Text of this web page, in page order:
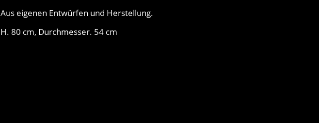
Aus eigenen Entwürfen und Herstellung.
H. 80 cm, Durchmesser. 54 cm